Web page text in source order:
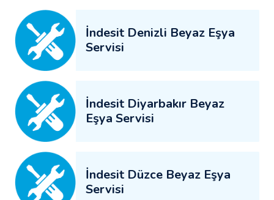
İndesit Denizli Beyaz Eşya
Servisi
İndesit Diyarbakır Beyaz
Eşya Servisi
İndesit Düzce Beyaz Eşya
Servisi